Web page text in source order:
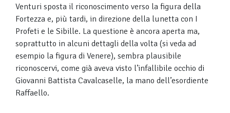
Venturi sposta il riconoscimento verso la figura della
Fortezza e, più tardi, in direzione della lunetta con I
Profeti e le Sibille. La questione è ancora aperta ma,
soprattutto in alcuni dettagli della volta (si veda ad
esempio la figura di Venere), sembra plausibile
riconoscervi, come già aveva visto l’infallibile occhio di
Giovanni Battista Cavalcaselle, la mano dell’esordiente
Raffaello.